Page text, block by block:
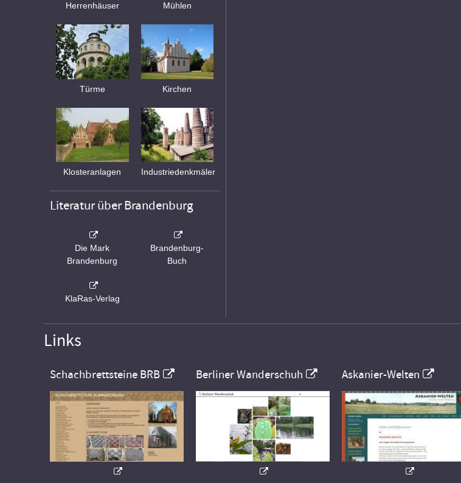
Herrenhäuser Mühlen
Türme Kirchen
Klosteranlagen Industriedenkmäler
Literatur über Brandenburg
Die Mark
Brandenburg
Brandenburg-
Buch
KlaRas-Verlag
Links
Schachbrettsteine BRB Berliner Wanderschuh Askanier-Welten